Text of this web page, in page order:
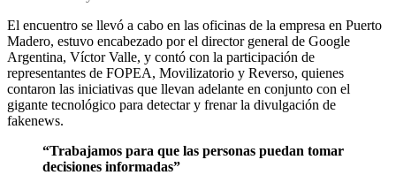
El encuentro se llevó a cabo en las oficinas de la empresa en Puerto
Madero, estuvo encabezado por el director general de Google
Argentina, Víctor Valle, y contó con la participación de
representantes de FOPEA, Movilizatorio y Reverso, quienes
contaron las iniciativas que llevan adelante en conjunto con el
gigante tecnológico para detectar y frenar la divulgación de
fakenews.
“Trabajamos para que las personas puedan tomar
decisiones informadas”